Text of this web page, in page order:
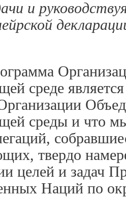
и
среде
среды и что
твердо
целей и задач
Наций по